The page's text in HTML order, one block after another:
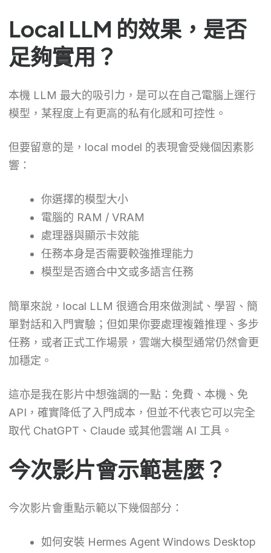
Local LLM 的效果，是否
足夠實用？
本機 LLM 最大的吸引力，是可以在自己電腦上運行
模型，某程度上有更高的私有化感和可控性。
但要留意的是，local model 的表現會受幾個因素影
響：
你選擇的模型大小
電腦的 RAM / VRAM
處理器與顯示卡效能
任務本身是否需要較強推理能力
模型是否適合中文或多語言任務
簡單來說，local LLM 很適合用來做測試、學習、簡
單對話和入門實驗；但如果你要處理複雜推理、多步
任務，或者正式工作場景，雲端大模型通常仍然會更
加穩定。
這亦是我在影片中想強調的一點：免費、本機、免
API，確實降低了入門成本，但並不代表它可以完全
取代 ChatGPT、Claude 或其他雲端 AI 工具。
今次影片會示範甚麼？
今次影片會重點示範以下幾個部分：
如何安裝 Hermes Agent Windows Desktop